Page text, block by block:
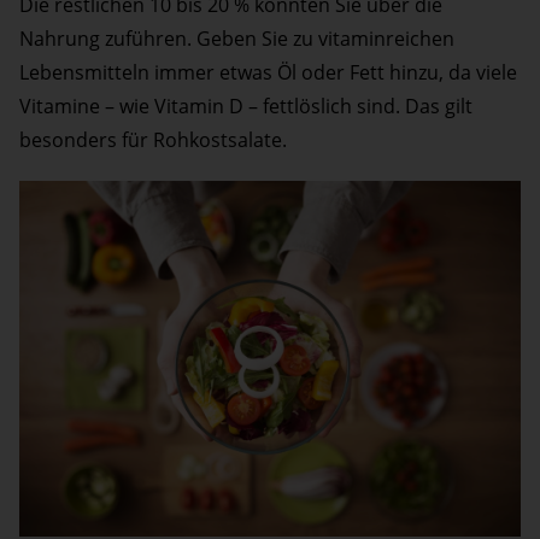
Die restlichen 10 bis 20 % könnten Sie über die
Nahrung zuführen. Geben Sie zu vitaminreichen
Lebensmitteln immer etwas Öl oder Fett hinzu, da viele
Vitamine – wie Vitamin D – fettlöslich sind. Das gilt
besonders für Rohkostsalate.